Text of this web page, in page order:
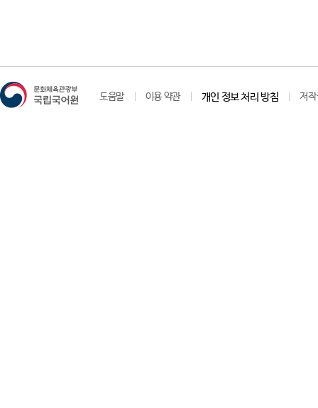
도움말 이용 약관 개인 정보 처리 방침 저